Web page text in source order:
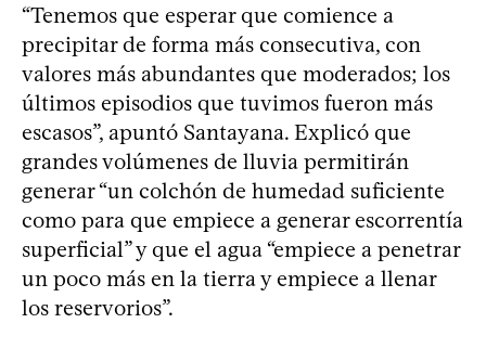
“Tenemos que esperar que comience a
precipitar de forma más consecutiva, con
valores más abundantes que moderados; los
últimos episodios que tuvimos fueron más
escasos”, apuntó Santayana. Explicó que
grandes volúmenes de lluvia permitirán
generar “un colchón de humedad suficiente
como para que empiece a generar escorrentía
superficial” y que el agua “empiece a penetrar
un poco más en la tierra y empiece a llenar
los reservorios”.